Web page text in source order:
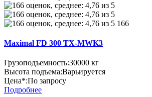
166
Maximal FD 300 TX-MWK3
Грузоподъемность:30000 кг
Высота подъема:Варьируется
Цена*:По запросу
Подробнее